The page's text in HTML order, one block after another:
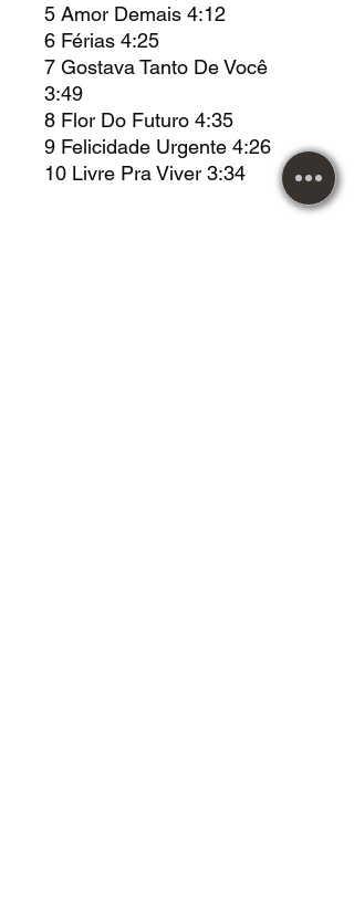
5 Amor Demais 4:12
6 Férias 4:25
7 Gostava Tanto De Você
3:49
8 Flor Do Futuro 4:35
9 Felicidade Urgente 4:26
10 Livre Pra Viver 3:34